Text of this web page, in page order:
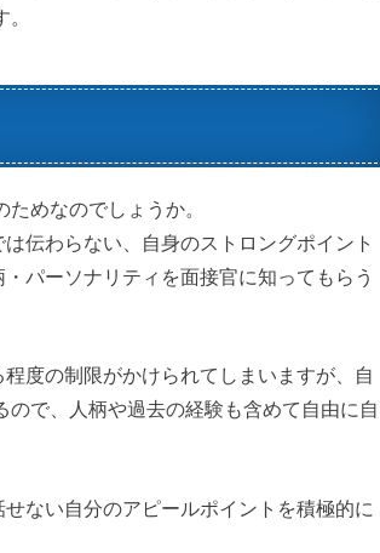
めなのでしょうか。
伝わらない、自身のストロングポイント
パーソナリティを面接官に知ってもらう
度の制限がかけられてしまいますが、自
で、人柄や過去の経験も含めて自由に自
ない自分のアピールポイントを積極的に